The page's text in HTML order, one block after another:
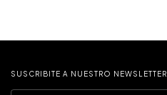
SUSCRIBITE A NUESTRO NEWSLETTER